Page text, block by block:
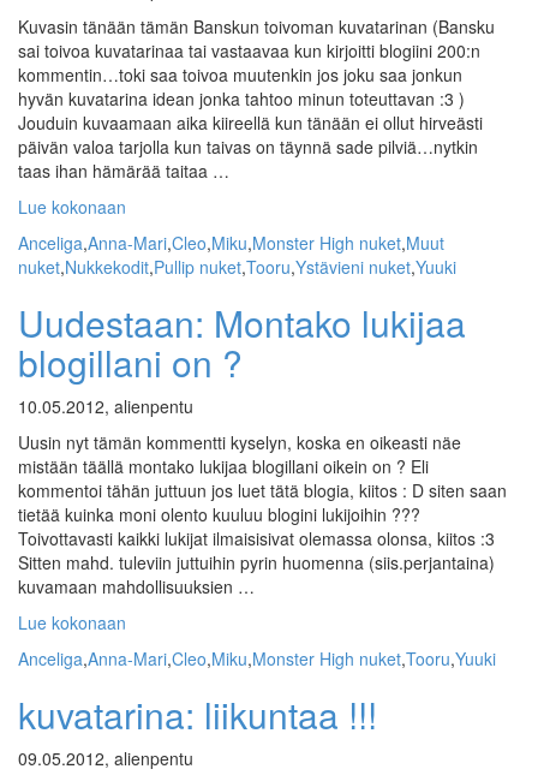
Kuvasin tänään tämän Banskun toivoman kuvatarinan (Bansku
sai toivoa kuvatarinaa tai vastaavaa kun kirjoitti blogiini 200:n
kommentin…toki saa toivoa muutenkin jos joku saa jonkun
hyvän kuvatarina idean jonka tahtoo minun toteuttavan :3 )
Jouduin kuvaamaan aika kiireellä kun tänään ei ollut hirveästi
päivän valoa tarjolla kun taivas on täynnä sade pilviä…nytkin
taas ihan hämärää taitaa …
Lue kokonaan
Anceliga,Anna-Mari,Cleo,Miku,Monster High nuket,Muut
nuket,Nukkekodit,Pullip nuket,Tooru,Ystävieni nuket,Yuuki
Uudestaan: Montako lukijaa
blogillani on ?
10.05.2012, alienpentu
Uusin nyt tämän kommentti kyselyn, koska en oikeasti näe
mistään täällä montako lukijaa blogillani oikein on ? Eli
kommentoi tähän juttuun jos luet tätä blogia, kiitos : D siten saan
tietää kuinka moni olento kuuluu blogini lukijoihin ???
Toivottavasti kaikki lukijat ilmaisisivat olemassa olonsa, kiitos :3
Sitten mahd. tuleviin juttuihin pyrin huomenna (siis.perjantaina)
kuvamaan mahdollisuuksien …
Lue kokonaan
Anceliga,Anna-Mari,Cleo,Miku,Monster High nuket,Tooru,Yuuki
kuvatarina: liikuntaa !!!
09.05.2012, alienpentu